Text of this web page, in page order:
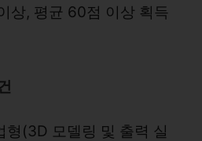
상, 평균 60점 이상 획득
형(3D 모델링 및 출력 실